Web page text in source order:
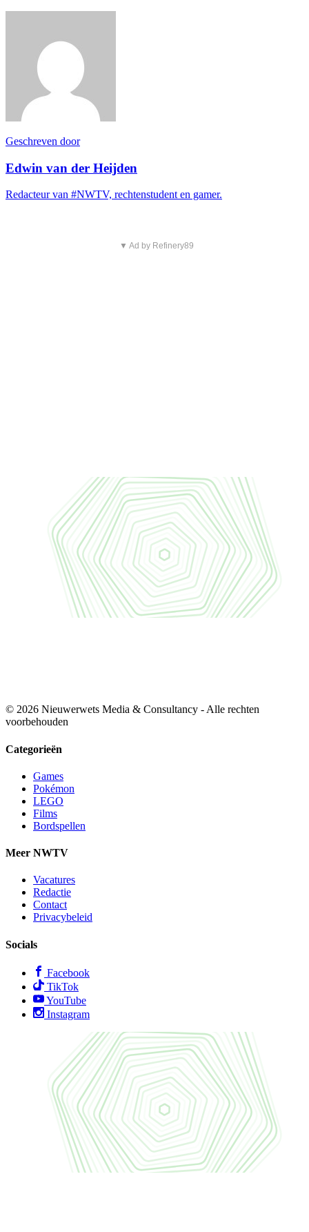
Geschreven door
Edwin van der Heijden
Redacteur van #NWTV, rechtenstudent en gamer.
▼ Ad by Refinery89
© 2026 Nieuwerwets Media & Consultancy - Alle rechten
voorbehouden
Categorieën
Games
Pokémon
LEGO
Films
Bordspellen
Meer NWTV
Vacatures
Redactie
Contact
Privacybeleid
Socials
Facebook
TikTok
YouTube
Instagram